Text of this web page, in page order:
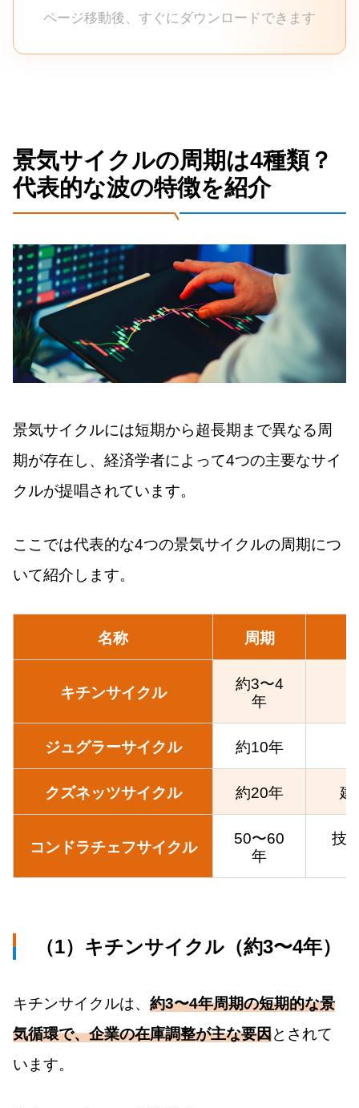
ページ移動後、すぐにダウンロードできます
景気サイクルの周期は4種類？
代表的な波の特徴を紹介
景気サイクルには短期から超長期まで異なる周
期が存在し、経済学者によって4つの主要なサイ
クルが提唱されています。
ここでは代表的な4つの景気サイクルの周期につ
いて紹介します。
名称 周期
キチンサイクル
約3〜4
年
ジュグラーサイクル 約10年
クズネッツサイクル 約20年 建
コンドラチェフサイクル
50〜60
年
技
（1）キチンサイクル（約3〜4年）
キチンサイクルは、 約3〜4年周期の短期的な景
気循環で、企業の在庫調整が主な要因とされて
います。